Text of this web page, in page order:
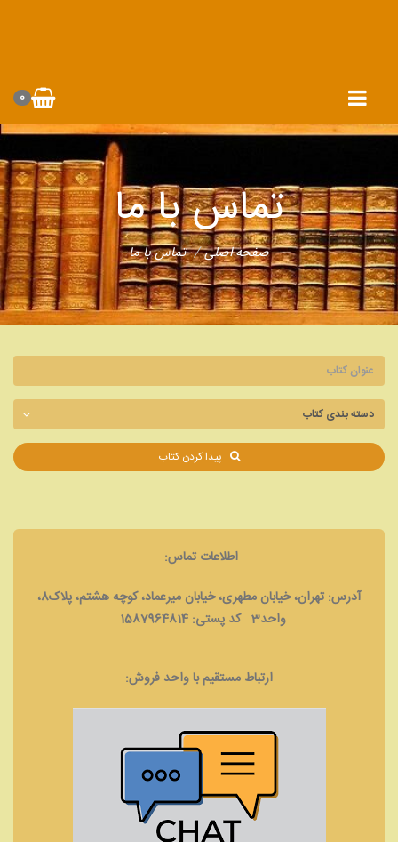
0
تماس با ما
صفحه اصلی تماس با ما
اطلاعات تماس:
آدرس: تهران، خیابان مطهری، خیابان میرعماد، کوچه هشتم، پلاک8،
واحد3 کد پستی: 1587964814
ارتباط مستقیم با واحد فروش: